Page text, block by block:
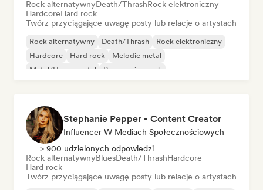
Rock alternatywnyDeath/ThrashRock elektroniczny
HardcoreHard rock
Twórz przyciągające uwagę posty lub relacje o artystach
Rock alternatywny Death/Thrash
Rock elektroniczny
Hardcore
Hard rock
Melodic metal
Metal/Heavy metal
Progressive rock
Stephanie Pepper - Content Creator
Influencer W Mediach Społecznościowych
> 900 udzielonych odpowiedzi
Rock alternatywnyBluesDeath/ThrashHardcore
Hard rock
Twórz przyciągające uwagę posty lub relacje o artystach